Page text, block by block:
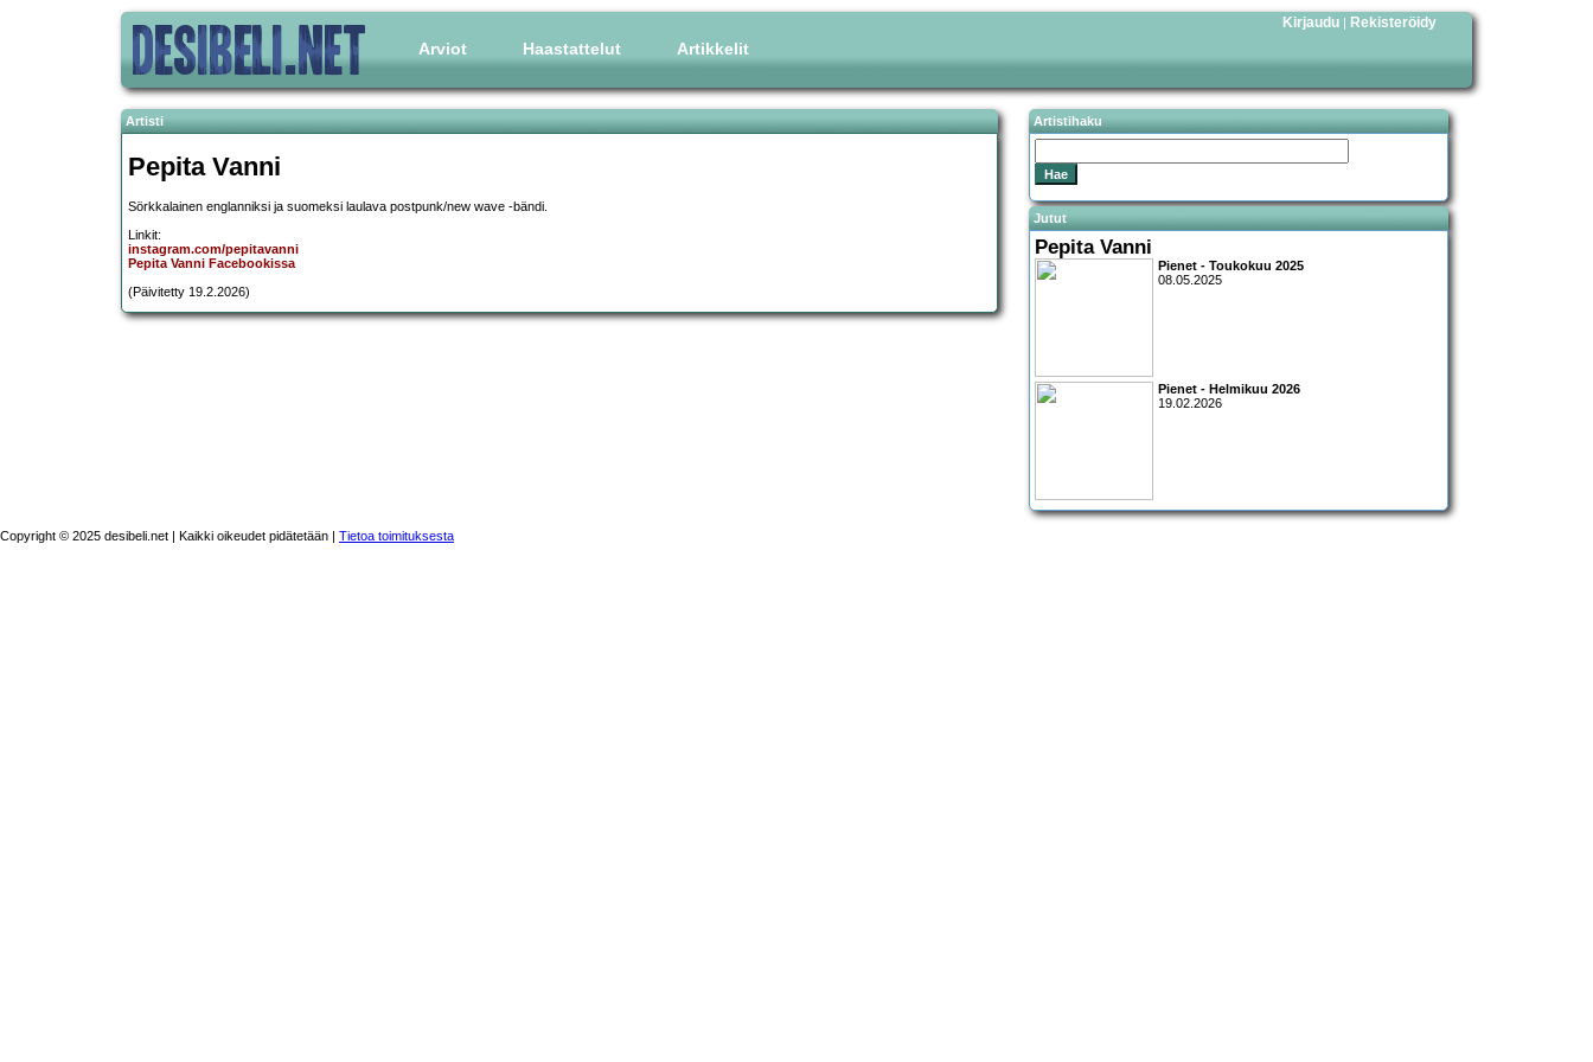
Arviot Haastattelut Artikkelit
Kirjaudu | Rekisteröidy
Artisti
Pepita Vanni
Sörkkalainen englanniksi ja suomeksi laulava postpunk/new wave -bändi.
Linkit:
instagram.com/pepitavanni
Pepita Vanni Facebookissa
(Päivitetty 19.2.2026)
Artistihaku
Jutut
Pepita Vanni
Pienet - Toukokuu 2025
08.05.2025
Pienet - Helmikuu 2026
19.02.2026
Copyright © 2025 desibeli.net | Kaikki oikeudet pidätetään | Tietoa toimituksesta